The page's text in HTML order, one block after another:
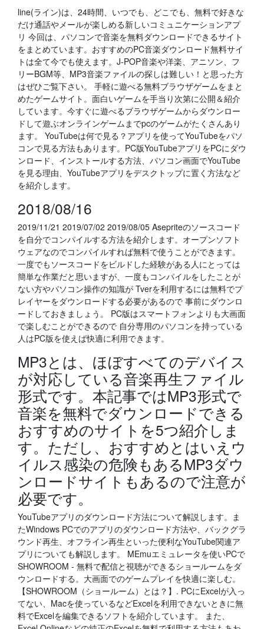
line(ライン)は、24時間、いつでも、どこでも、無料で好きな
だけ通話やメールが楽しめる新しいコミュニケーションアプ
リ 今回は、パソコンで音楽を無料ダウンロードできるサイト
をまとめています。おすすめのPC音楽ダウンロード無料サイ
トは全て今でも使えます。J-POP音楽や洋楽、アニソン、フ
リーBGM等、MP3音楽ファイルの探しは難しい！と思った方
はぜひご覧下さい。 手軽に遊べる無料ブラウザゲームをまと
めたゲームサイト。面白いゲームを手当り次第に公開＆紹介
しています。今すぐに遊べるブラウザゲームからダウンロー
ドして遊ぶオンラインゲームまでpcのゲームがたくさんあり
ます。 YouTubeは何で見る？アプリを使ってYouTubeをパソ
コンで見る方法もあります。PC版YouTubeアプリをPCにダウ
ンロード、インストールする方法、パソコン画面でYouTube
を見る理由、YouTubeアプリをデスクトップに置く方法など
を紹介します。
2018/08/16
2019/11/21 2019/07/02 2019/08/05 Asepriteのソースコード
を自分でコンパイルする方法を紹介します。オープンソフト
ウェアなのでコンパイルすれば無料で使うことができます。
一度でもソースコードをビルドした経験がある人にとっては
簡単な作業だと思いますが、一度もコンパイルをしたことが
ない方やパソコン操作の知識が Tverを利用するには無料でプ
レイヤーをダウンロードする必要があるので 事前にダウンロ
ードしておきましょう。 PC版はスマートフォンよりも大画面
で楽しむことができるので 自分専用のパソコンを持っている
人はPC版を使えば快適に利用できます。
MP3とは、ほぼすべてのデバイス
が対応している音楽再生ファイル
形式です。本記事ではMP3形式で
音楽を無料でダウンロードできる
おすすめのサイトを5つ紹介しま
す。ただし、おすすめとはいえウ
イルス感染の危険もあるMP3ダウ
ンロードサイトもあるので注意が
必要です。
YouTubeアプリのダウンロード方法について解説します。ま
たWindows PCでのアプリのダウンロード方法や、バックグラ
ウンド再生、オフライン再生といった便利なYouTube関連ア
プリについても解説します。 MEmuエミュレータを使いPCで
SHOWROOM - 無料で配信と視聴ができるショールームをダ
ウンロードする。大画面でのゲームプレイを快適に楽しむ。
【SHOWROOM（ショールーム）とは？】. PCにExcelが入っ
てない、Macを使っているなどExcelを利用できないときに無
料でExcelを編集できるソフトを紹介しています。 また、